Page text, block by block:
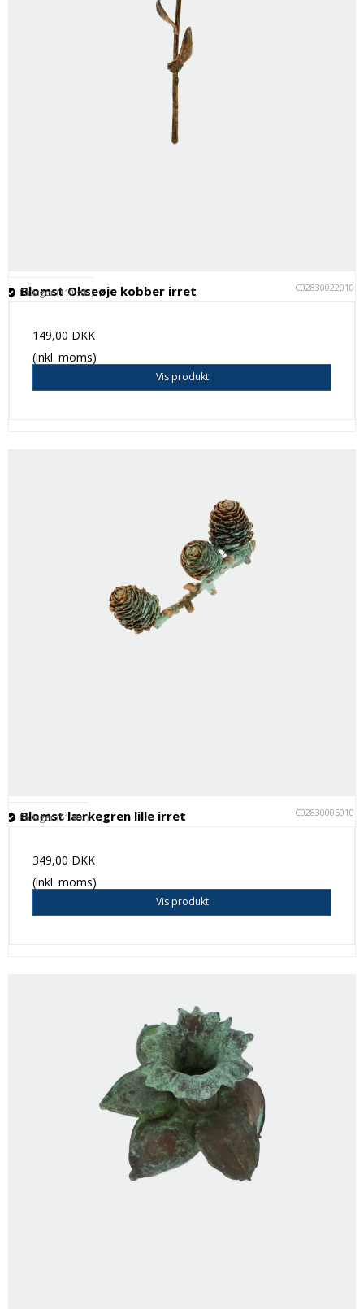
Blomst Okseøje kobber irret C028300220101
På lager (110 stk.)
149,00 DKK
(inkl. moms)
Vis produkt
Blomst lærkegren lille irret C028300050101
På lager (51 stk.)
349,00 DKK
(inkl. moms)
Vis produkt